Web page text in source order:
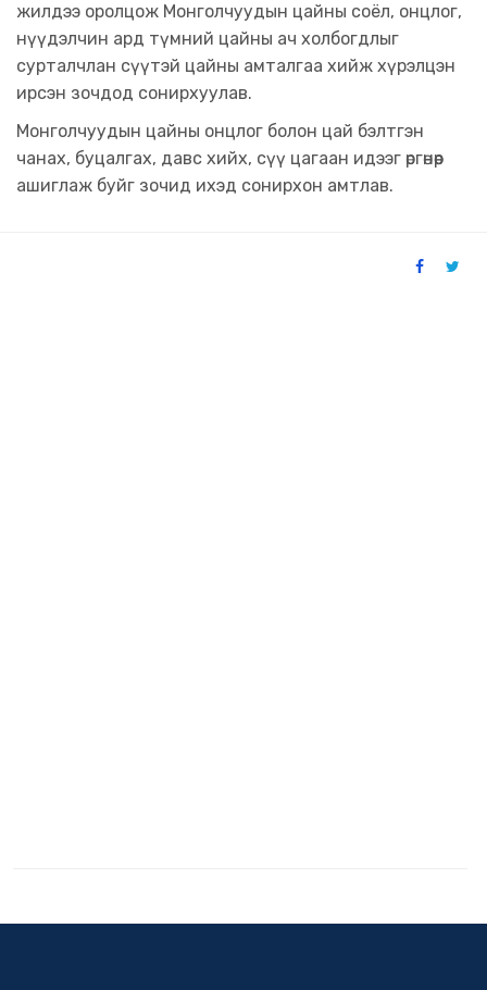
жилдээ оролцож Монголчуудын цайны соёл, онцлог,
нүүдэлчин ард түмний цайны ач холбогдлыг
сурталчлан сүүтэй цайны амталгаа хийж хүрэлцэн
ирсэн зочдод сонирхуулав. ​​
Монголчуудын цайны онцлог болон цай бэлтгэн
чанах, буцалгах, давс хийх, сүү цагаан идээг өргөнөөр
ашиглаж буйг зочид ихэд сонирхон амтлав.